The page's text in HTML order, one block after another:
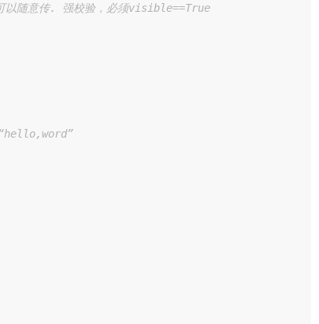
#3、 self.exe_exists("""//*[@label="警报声设置"] ""","""self.driver.xpath('//*[@label="警报声设置"]') """)，str_value可以随意传. 强校验，必须visible==True
#如果是 1,hello,word  ,逗号第一位是数字，后面的hello,word就是一个整体，实际判断“hello,word”